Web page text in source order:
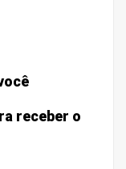
receber o